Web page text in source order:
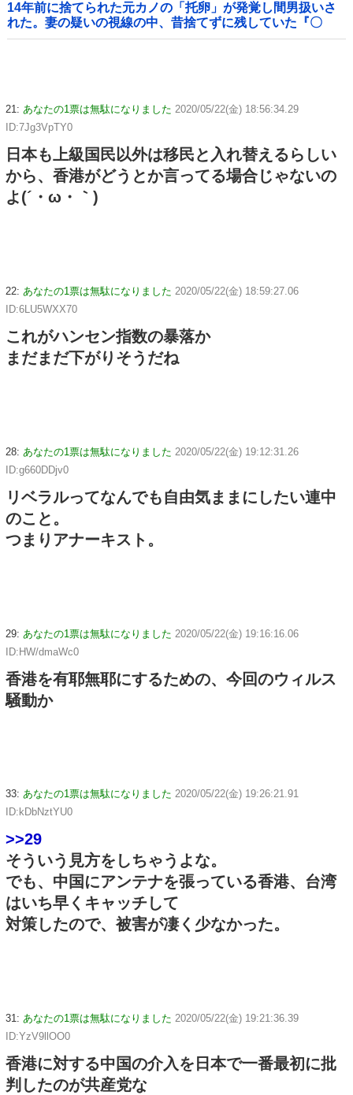
14年前に捨てられた元カノの「托卵」が発覚し間男扱いさ
れた。妻の疑いの視線の中、昔捨てずに残していた『〇
〇』を持ち出した結果←修理屋のオッサンの技術力とノリ
21: あなたの1票は無駄になりました 2020/05/22(金) 18:56:34.29
ID:7Jg3VpTY0
日本も上級国民以外は移民と入れ替えるらしい
から、香港がどうとか言ってる場合じゃないの
よ(´・ω・｀)
22: あなたの1票は無駄になりました 2020/05/22(金) 18:59:27.06
ID:6LU5WXX70
これがハンセン指数の暴落か
まだまだ下がりそうだね
28: あなたの1票は無駄になりました 2020/05/22(金) 19:12:31.26
ID:g660DDjv0
リベラルってなんでも自由気ままにしたい連中
のこと。
つまりアナーキスト。
29: あなたの1票は無駄になりました 2020/05/22(金) 19:16:16.06
ID:HW/dmaWc0
香港を有耶無耶にするための、今回のウィルス
騒動か
33: あなたの1票は無駄になりました 2020/05/22(金) 19:26:21.91
ID:kDbNztYU0
>>29
そういう見方をしちゃうよな。
でも、中国にアンテナを張っている香港、台湾
はいち早くキャッチして
対策したので、被害が凄く少なかった。
31: あなたの1票は無駄になりました 2020/05/22(金) 19:21:36.39
ID:YzV9llOO0
香港に対する中国の介入を日本で一番最初に批
判したのが共産党な